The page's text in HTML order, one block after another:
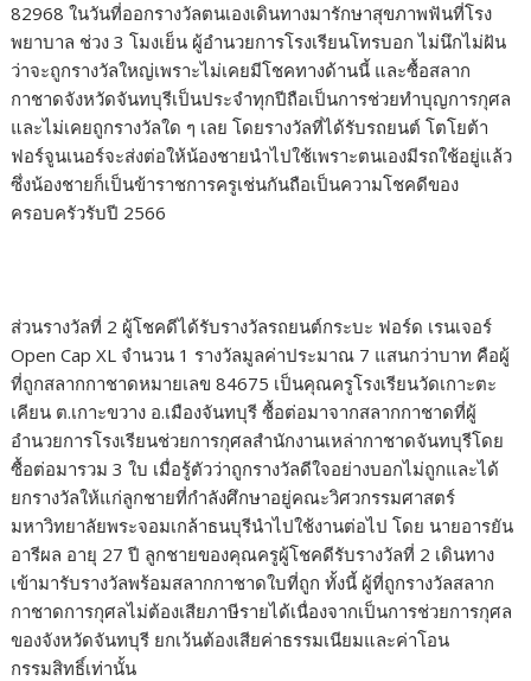
82968 ในวันที่ออกรางวัลตนเองเดินทางมารักษาสุขภาพฟันที่โรง
พยาบาล ช่วง 3 โมงเย็น ผู้อำนวยการโรงเรียนโทรบอก ไม่นึกไม่ฝัน
ว่าจะถูกรางวัลใหญ่เพราะไม่เคยมีโชคทางด้านนี้ และซื้อสลาก
กาชาดจังหวัดจันทบุรีเป็นประจำทุกปีถือเป็นการช่วยทำบุญการกุศล
และไม่เคยถูกรางวัลใด ๆ เลย โดยรางวัลที่ได้รับรถยนต์ โตโยต้า
ฟอร์จูนเนอร์จะส่งต่อให้น้องชายนำไปใช้เพราะตนเองมีรถใช้อยู่แล้ว
ซึ่งน้องชายก็เป็นข้าราชการครูเช่นกันถือเป็นความโชคดีของ
ครอบครัวรับปี 2566
ส่วนรางวัลที่ 2 ผู้โชคดีได้รับรางวัลรถยนต์กระบะ ฟอร์ด เรนเจอร์
Open Cap XL จำนวน 1 รางวัลมูลค่าประมาณ 7 แสนกว่าบาท คือผู้
ที่ถูกสลากกาชาดหมายเลข 84675 เป็นคุณครูโรงเรียนวัดเกาะตะ
เคียน ต.เกาะขวาง อ.เมืองจันทบุรี ซื้อต่อมาจากสลากกาชาดที่ผู้
อำนวยการโรงเรียนช่วยการกุศลสำนักงานเหล่ากาชาดจันทบุรีโดย
ซื้อต่อมารวม 3 ใบ เมื่อรู้ตัวว่าถูกรางวัลดีใจอย่างบอกไม่ถูกและได้
ยกรางวัลให้แก่ลูกชายที่กำลังศึกษาอยู่คณะวิศวกรรมศาสตร์
มหาวิทยาลัยพระจอมเกล้าธนบุรีนำไปใช้งานต่อไป โดย นายอารยัน
อารีผล อายุ 27 ปี ลูกชายของคุณครูผู้โชคดีรับรางวัลที่ 2 เดินทาง
เข้ามารับรางวัลพร้อมสลากกาชาดใบที่ถูก ทั้งนี้ ผู้ที่ถูกรางวัลสลาก
กาชาดการกุศลไม่ต้องเสียภาษีรายได้เนื่องจากเป็นการช่วยการกุศล
ของจังหวัดจันทบุรี ยกเว้นต้องเสียค่าธรรมเนียมและค่าโอน
กรรมสิทธิ์เท่านั้น